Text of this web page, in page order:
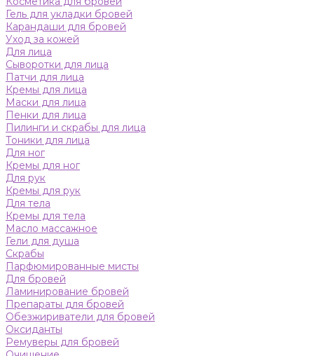
Гель для укладки бровей
Карандаши для бровей
Уход за кожей
Для лица
Сыворотки для лица
Патчи для лица
Кремы для лица
Маски для лица
Пенки для лица
Пилинги и скрабы для лица
Тоники для лица
Для ног
Кремы для ног
Для рук
Кремы для рук
Для тела
Кремы для тела
Масло массажное
Гели для душа
Скрабы
Парфюмированные мисты
Для бровей
Ламинирование бровей
Препараты для бровей
Обезжириватели для бровей
Оксиданты
Ремуверы для бровей